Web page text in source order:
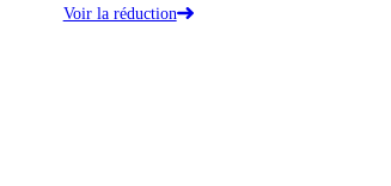
Voir la réduction